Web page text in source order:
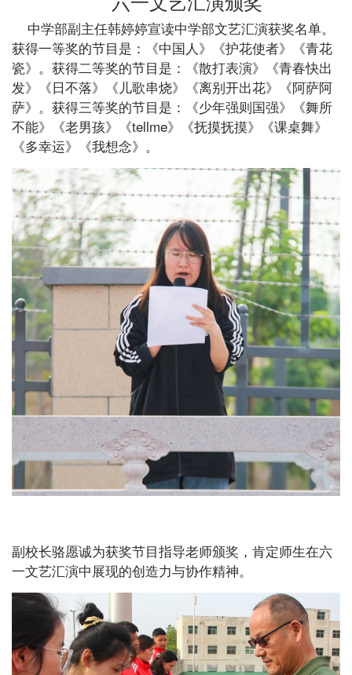
中学部副主任韩婷婷宣读中学部文艺汇演获奖名单。
获得一等奖的节目是：《中国人》《护花使者》《青花
瓷》。获得二等奖的节目是：《散打表演》《青春快出
发》《日不落》《儿歌串烧》《离别开出花》《阿萨阿
萨》。获得三等奖的节目是：《少年强则国强》《舞所
不能》《老男孩》《tellme》《抚摸抚摸》《课桌舞》
《多幸运》《我想念》。
副校长骆愿诚为获奖节目指导老师颁奖，肯定师生在六
一文艺汇演中展现的创造力与协作精神。